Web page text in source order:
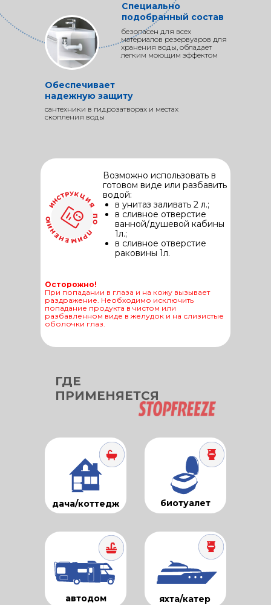
Обеспечивает
надежную защиту
сантехники в гидрозатворах и местах
скопления воды
Специально
подобранный состав
безопасен для всех
материалов резервуаров для
хранения воды, обладает
легким моющим эффектом
Возможно использовать в
готовом виде или разбавить
водой:
в унитаз заливать 2 л.;
в сливное отверстие
ванной/душевой кабины
1л.;
в сливное отверстие
раковины 1л.
Осторожно!
При попадании в глаза и на кожу вызывает
раздражение. Необходимо исключить
попадание продукта в чистом или
разбавленном виде в желудок и на слизистые
оболочки глаз.
ГДЕ
ПРИМЕНЯЕТСЯ
дача/коттедж биотуалет
автодом яхта/катер